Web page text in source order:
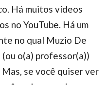
Há muitos vídeos
no YouTube. Há um
no qual Muzio De
o(a) professor(a))
Mas, se você quiser ver